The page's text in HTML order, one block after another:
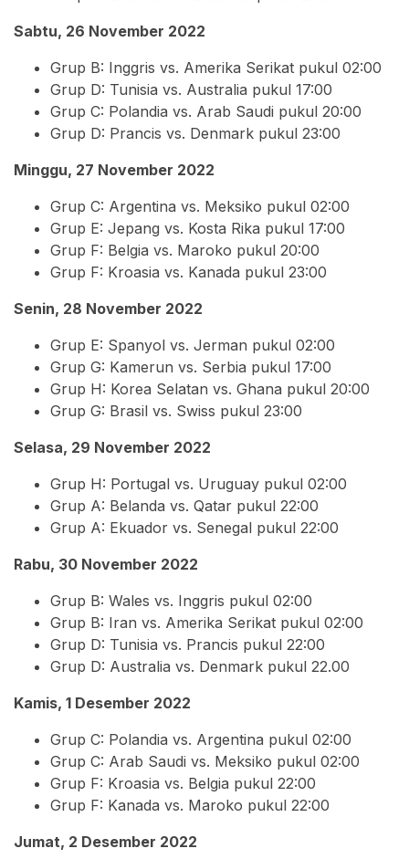
Sabtu, 26 November 2022
Grup B: Inggris vs. Amerika Serikat pukul 02:00
Grup D: Tunisia vs. Australia pukul 17:00
Grup C: Polandia vs. Arab Saudi pukul 20:00
Grup D: Prancis vs. Denmark pukul 23:00
Minggu, 27 November 2022
Grup C: Argentina vs. Meksiko pukul 02:00
Grup E: Jepang vs. Kosta Rika pukul 17:00
Grup F: Belgia vs. Maroko pukul 20:00
Grup F: Kroasia vs. Kanada pukul 23:00
Senin, 28 November 2022
Grup E: Spanyol vs. Jerman pukul 02:00
Grup G: Kamerun vs. Serbia pukul 17:00
Grup H: Korea Selatan vs. Ghana pukul 20:00
Grup G: Brasil vs. Swiss pukul 23:00
Selasa, 29 November 2022
Grup H: Portugal vs. Uruguay pukul 02:00
Grup A: Belanda vs. Qatar pukul 22:00
Grup A: Ekuador vs. Senegal pukul 22:00
Rabu, 30 November 2022
Grup B: Wales vs. Inggris pukul 02:00
Grup B: Iran vs. Amerika Serikat pukul 02:00
Grup D: Tunisia vs. Prancis pukul 22:00
Grup D: Australia vs. Denmark pukul 22.00
Kamis, 1 Desember 2022
Grup C: Polandia vs. Argentina pukul 02:00
Grup C: Arab Saudi vs. Meksiko pukul 02:00
Grup F: Kroasia vs. Belgia pukul 22:00
Grup F: Kanada vs. Maroko pukul 22:00
Jumat, 2 Desember 2022